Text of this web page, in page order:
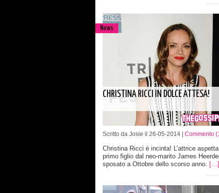
News
CHRISTINA RICCI IN DOLCE ATTESA!
Scritto da Josie il 26-05-2014 | Commento
Christina Ricci è incinta! L’attrice
primo figlio dal neo-marito James
sposato a Ottobre dello scorso anno. […]